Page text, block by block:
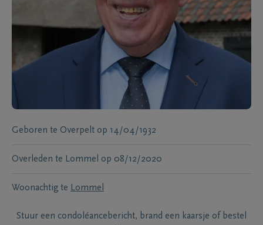
Geboren te Overpelt op 14/04/1932
Overleden te Lommel op 08/12/2020
Woonachtig te Lommel
Stuur een condoléancebericht, brand een kaarsje of bestel